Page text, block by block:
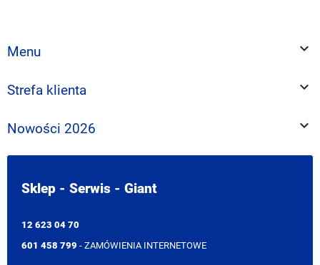
Menu 
Strefa klienta 
Nowości 2026 
Sklep - Serwis - Giant
12 623 04 70
601 458 799 - ZAMÓWIENIA INTERNETOWE